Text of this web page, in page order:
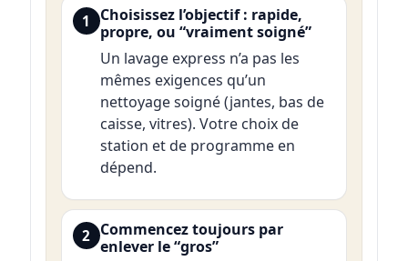
1
Choisissez l’objectif : rapide,
propre, ou “vraiment soigné”
Un lavage express n’a pas les
mêmes exigences qu’un
nettoyage soigné (jantes, bas de
caisse, vitres). Votre choix de
station et de programme en
dépend.
2 Commencez toujours par
enlever le “gros”